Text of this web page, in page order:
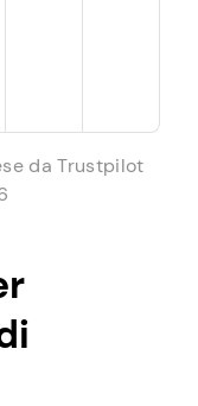
da Trustpilot